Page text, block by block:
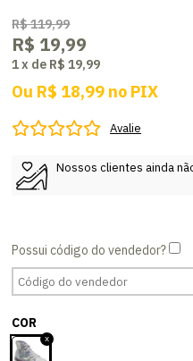
R$ 119,99
R$ 19,99
1x de R$ 19,99
Ou R$ 18,99 no PIX
Avalie
Nossos clientes ainda
COR